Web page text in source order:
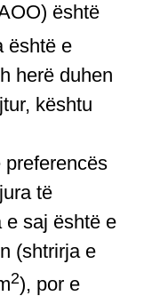
është
është e
herë duhen
kështu
preferencës
të
e saj është e
(shtrirja e
2), por e